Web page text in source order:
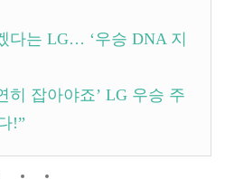
다는 LG… ‘우승 DNA 지
히 잡아야죠’ LG 우승 주
!”